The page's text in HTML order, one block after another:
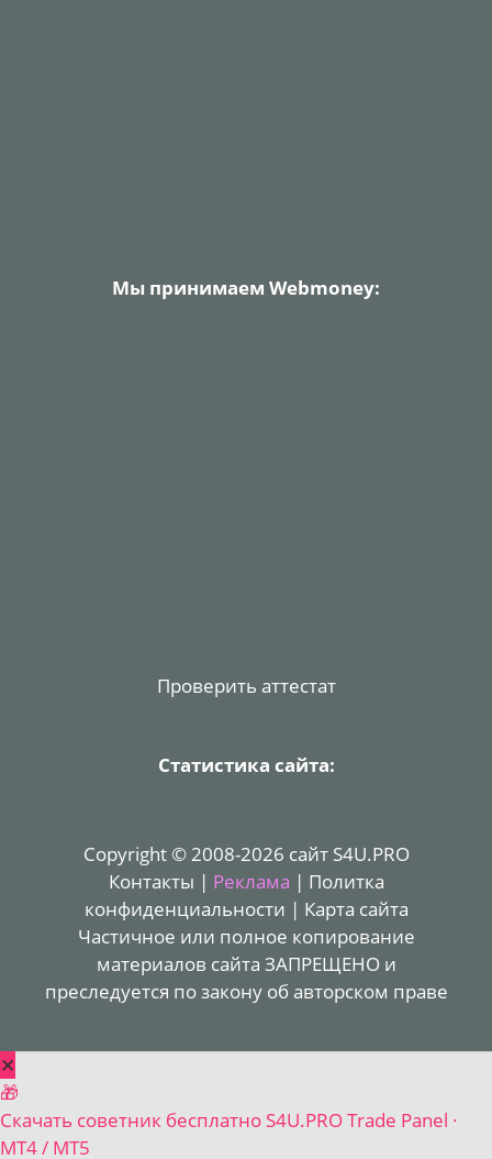
Мы принимаем Webmoney:
Проверить аттестат
Статистика сайта:
Copyright © 2008-2026 сайт S4U.PRO
Контакты | Реклама | Политка
конфиденциальности | Карта сайта
Частичное или полное копирование
материалов сайта ЗАПРЕЩЕНО и
преследуется по закону об авторском праве
✕
🎁
Скачать советник бесплатно S4U.PRO Trade Panel ·
MT4 / MT5